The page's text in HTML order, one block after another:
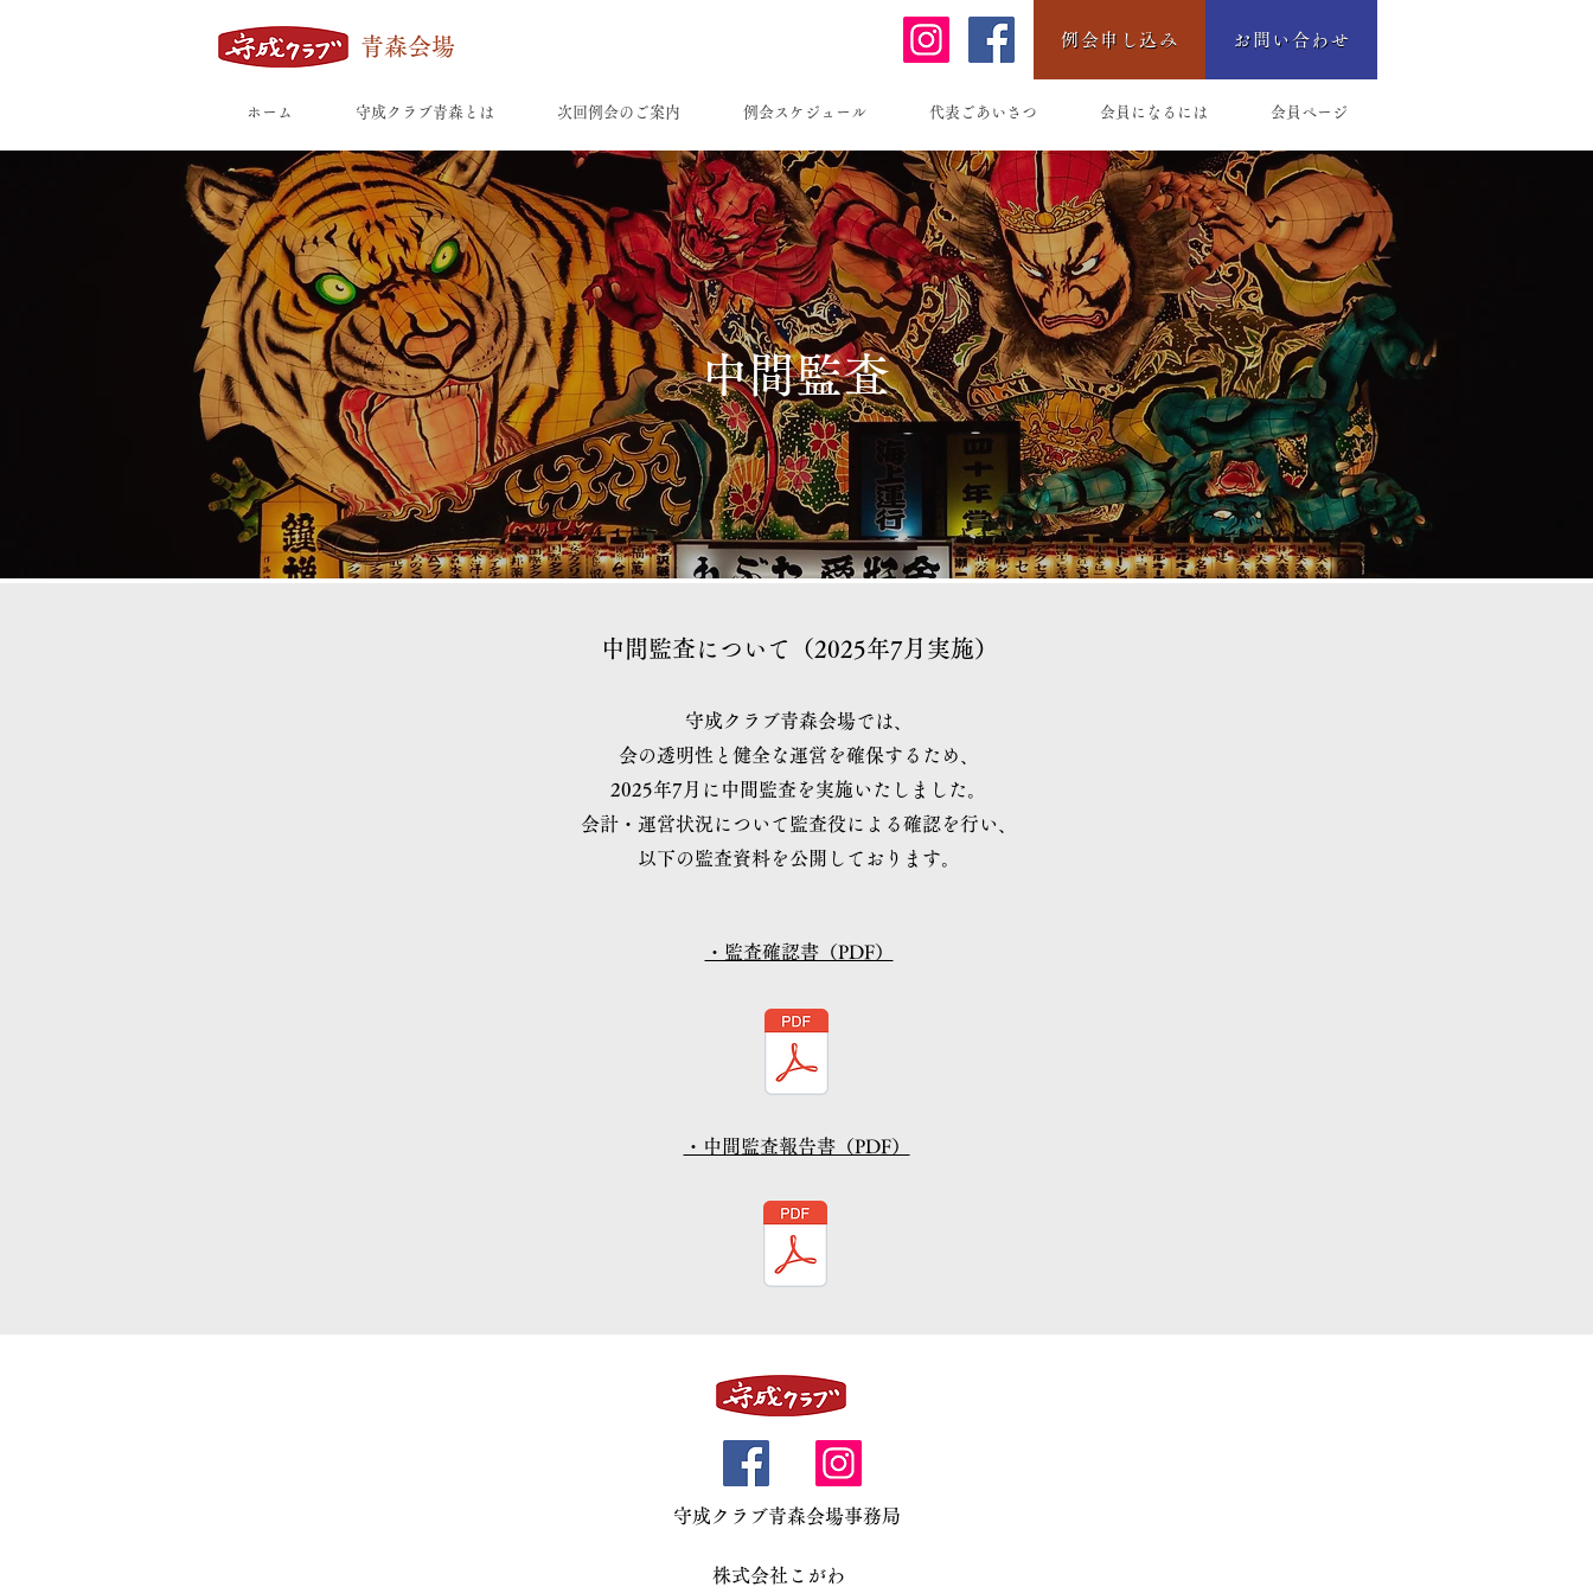
青森会場 例会申し込み お問い合わせ
ホーム 守成クラブ青森とは 次回例会のご案内 例会スケジュール 代表ごあいさつ 会員になるには 会員ページ
中間監査
中間監査について（2025年7月実施）
守成クラブ青森会場では、
会の透明性と健全な運営を確保するため、
2025年7月に中間監査を実施いたしました。
会計・運営状況について監査役による確認を行い、
以下の監査資料を公開しております。
・監査確認書（PDF）
・中間監査報告書（PDF）
守成クラブ青森会場事務局
株式会社こがわ